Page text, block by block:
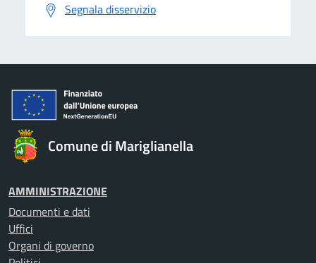
Segnala disservizio
Comune di Mariglianella
AMMINISTRAZIONE
Documenti e dati
Uffici
Organi di governo